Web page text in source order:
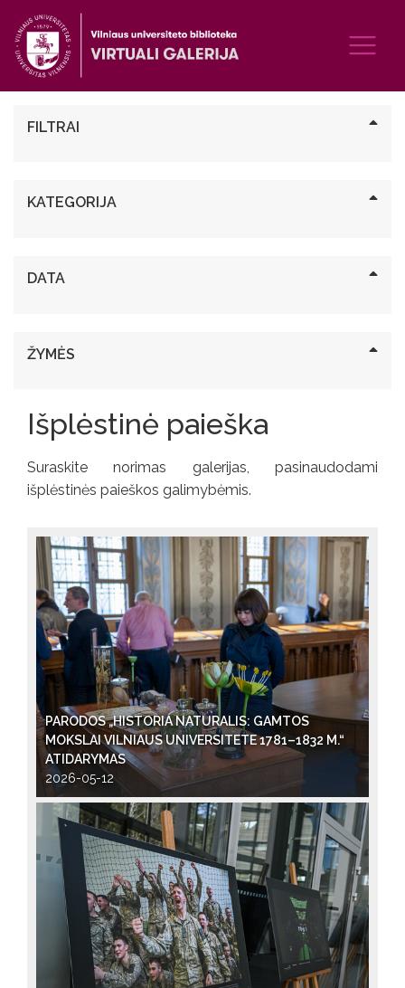
FILTRAI
KATEGORIJA
DATA
ŽYMĖS
Išplėstinė paieška
Suraskite norimas galerijas, pasinaudodami
išplėstinės paieškos galimybėmis.
PARODOS „HISTORIA NATURALIS: GAMTOS
MOKSLAI VILNIAUS UNIVERSITETE 1781–1832 M.“
ATIDARYMAS
2026-05-12